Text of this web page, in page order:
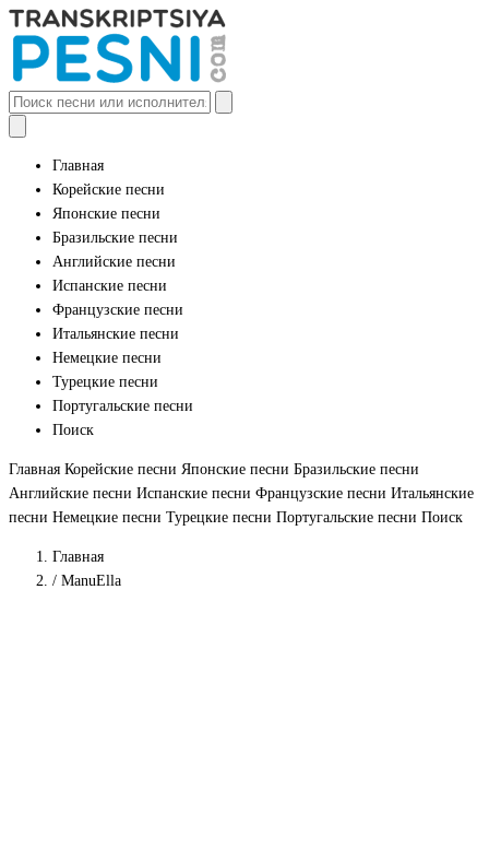
Главная
Корейские песни
Японские песни
Бразильские песни
Английские песни
Испанские песни
Французские песни
Итальянские песни
Немецкие песни
Турецкие песни
Португальские песни
Поиск
Главная Корейские песни Японские песни Бразильские песни
Английские песни Испанские песни Французские песни Итальянские
песни Немецкие песни Турецкие песни Португальские песни Поиск
Главная
/ ManuElla